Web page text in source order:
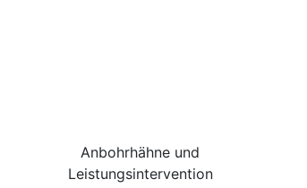
Anbohrhähne und
Leistungsintervention